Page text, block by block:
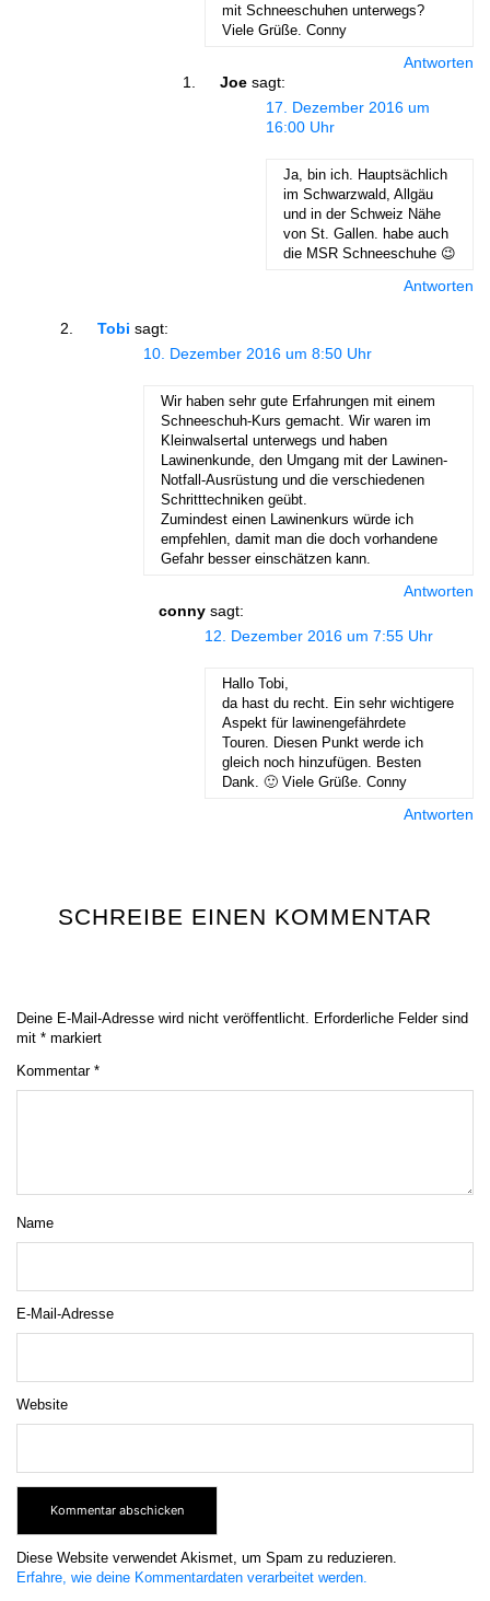
mit Schneeschuhen unterwegs?
Viele Grüße. Conny
Antworten
Joe sagt:
17. Dezember 2016 um
16:00 Uhr
Ja, bin ich. Hauptsächlich
im Schwarzwald, Allgäu
und in der Schweiz Nähe
von St. Gallen. habe auch
die MSR Schneeschuhe 😉
Antworten
Tobi sagt:
10. Dezember 2016 um 8:50 Uhr
Wir haben sehr gute Erfahrungen mit einem
Schneeschuh-Kurs gemacht. Wir waren im
Kleinwalsertal unterwegs und haben
Lawinenkunde, den Umgang mit der Lawinen-
Notfall-Ausrüstung und die verschiedenen
Schritttechniken geübt.
Zumindest einen Lawinenkurs würde ich
empfehlen, damit man die doch vorhandene
Gefahr besser einschätzen kann.
Antworten
conny sagt:
12. Dezember 2016 um 7:55 Uhr
Hallo Tobi,
da hast du recht. Ein sehr wichtigere
Aspekt für lawinengefährdete
Touren. Diesen Punkt werde ich
gleich noch hinzufügen. Besten
Dank. 🙂 Viele Grüße. Conny
Antworten
SCHREIBE EINEN KOMMENTAR
Deine E-Mail-Adresse wird nicht veröffentlicht. Erforderliche Felder sind
mit * markiert
Kommentar *
Name
E-Mail-Adresse
Website
Diese Website verwendet Akismet, um Spam zu reduzieren.
Erfahre, wie deine Kommentardaten verarbeitet werden.